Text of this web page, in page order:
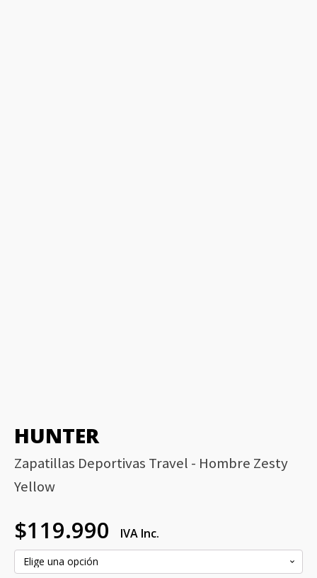
HUNTER
Zapatillas Deportivas Travel - Hombre Zesty
Yellow
$119.990 IVA Inc.